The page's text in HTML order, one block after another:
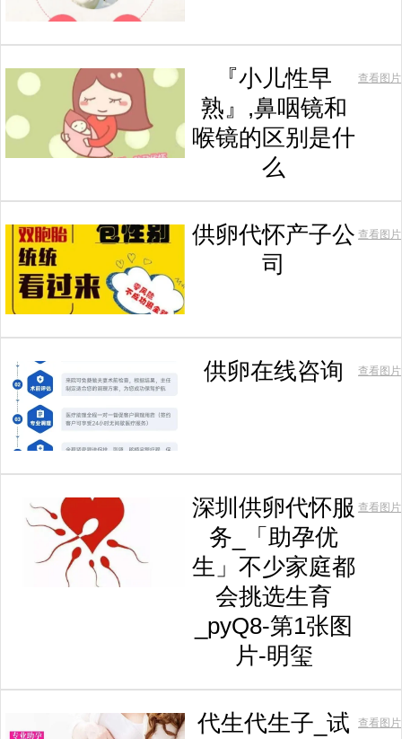
『小儿性早
熟』,鼻咽镜和
喉镜的区别是什
么
查看图片
供卵代怀产子公
司
查看图片
供卵在线咨询 查看图片
深圳供卵代怀服
务_「助孕优
生」不少家庭都
会挑选生育
_pyQ8-第1张图
片-明玺
查看图片
代生代生子_试
查看图片